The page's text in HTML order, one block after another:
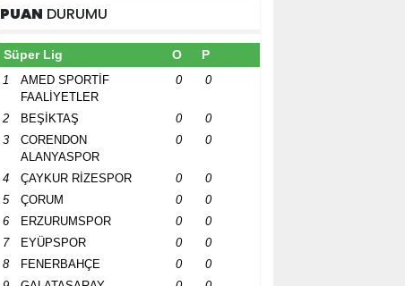
PUAN DURUMU
Süper Lig O P
1
AMED SPORTİF
FAALİYETLER
0 0
2 BEŞİKTAŞ 0
0
3
CORENDON
ALANYASPOR
0 0
4 ÇAYKUR RİZESPOR 0
0
5
ÇORUM 0
0
6
ERZURUMSPOR 0
0
7
EYÜPSPOR 0
0
8
FENERBAHÇE 0
0